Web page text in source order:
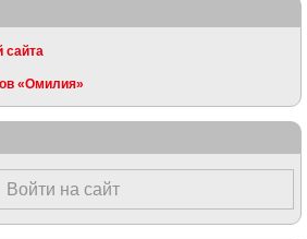
сайта
«Омилия»
Войти на сайт